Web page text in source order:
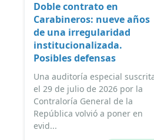
Doble contrato en
Carabineros: nueve años
de una irregularidad
institucionalizada.
Posibles defensas
Una auditoría especial
el 29 de julio de 2026 por la
Contraloría General de la
República volvió a poner en
evid...